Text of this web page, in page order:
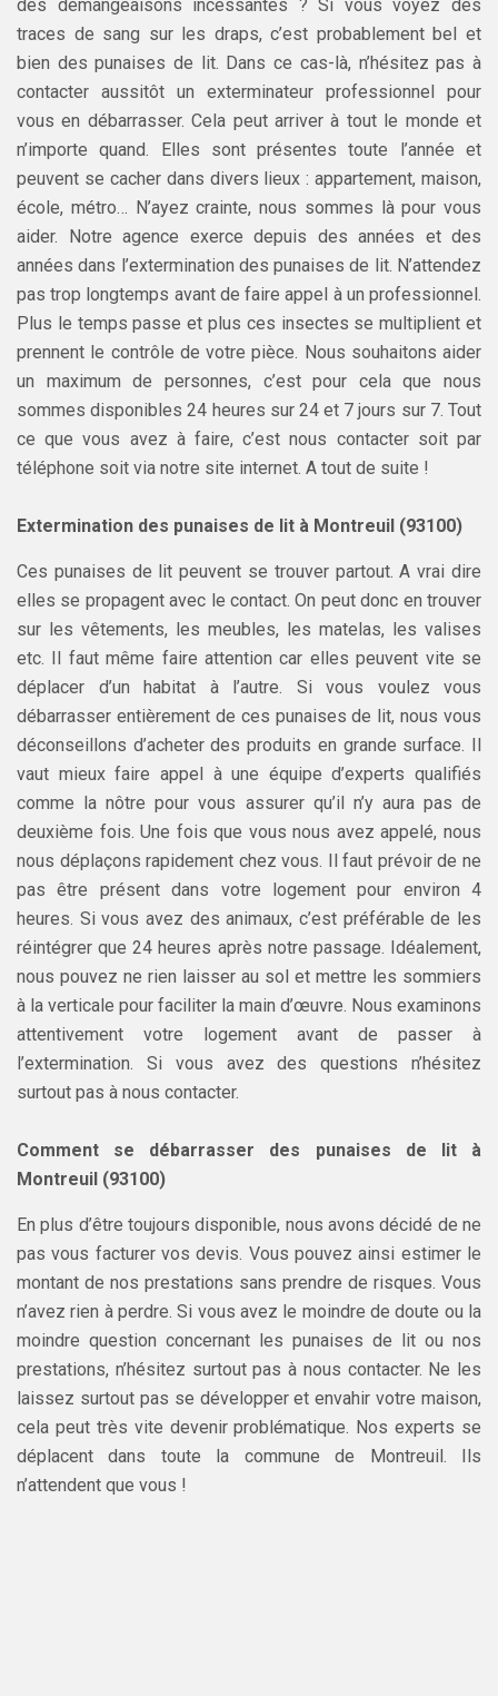
des démangeaisons incessantes ? Si vous voyez des
traces de sang sur les draps, c’est probablement bel et
bien des punaises de lit. Dans ce cas-là, n’hésitez pas à
contacter aussitôt un exterminateur professionnel pour
vous en débarrasser. Cela peut arriver à tout le monde et
n’importe quand. Elles sont présentes toute l’année et
peuvent se cacher dans divers lieux : appartement, maison,
école, métro… N’ayez crainte, nous sommes là pour vous
aider. Notre agence exerce depuis des années et des
années dans l’extermination des punaises de lit. N’attendez
pas trop longtemps avant de faire appel à un professionnel.
Plus le temps passe et plus ces insectes se multiplient et
prennent le contrôle de votre pièce. Nous souhaitons aider
un maximum de personnes, c’est pour cela que nous
sommes disponibles 24 heures sur 24 et 7 jours sur 7. Tout
ce que vous avez à faire, c’est nous contacter soit par
téléphone soit via notre site internet. A tout de suite !
Extermination des punaises de lit à Montreuil (93100)
Ces punaises de lit peuvent se trouver partout. A vrai dire
elles se propagent avec le contact. On peut donc en trouver
sur les vêtements, les meubles, les matelas, les valises
etc. Il faut même faire attention car elles peuvent vite se
déplacer d’un habitat à l’autre. Si vous voulez vous
débarrasser entièrement de ces punaises de lit, nous vous
déconseillons d’acheter des produits en grande surface. Il
vaut mieux faire appel à une équipe d’experts qualifiés
comme la nôtre pour vous assurer qu’il n’y aura pas de
deuxième fois. Une fois que vous nous avez appelé, nous
nous déplaçons rapidement chez vous. Il faut prévoir de ne
pas être présent dans votre logement pour environ 4
heures. Si vous avez des animaux, c’est préférable de les
réintégrer que 24 heures après notre passage. Idéalement,
nous pouvez ne rien laisser au sol et mettre les sommiers
à la verticale pour faciliter la main d’œuvre. Nous examinons
attentivement votre logement avant de passer à
l’extermination. Si vous avez des questions n’hésitez
surtout pas à nous contacter.
Comment se débarrasser des punaises de lit à
Montreuil (93100)
En plus d’être toujours disponible, nous avons décidé de ne
pas vous facturer vos devis. Vous pouvez ainsi estimer le
montant de nos prestations sans prendre de risques. Vous
n’avez rien à perdre. Si vous avez le moindre de doute ou la
moindre question concernant les punaises de lit ou nos
prestations, n’hésitez surtout pas à nous contacter. Ne les
laissez surtout pas se développer et envahir votre maison,
cela peut très vite devenir problématique. Nos experts se
déplacent dans toute la commune de Montreuil. Ils
n’attendent que vous !